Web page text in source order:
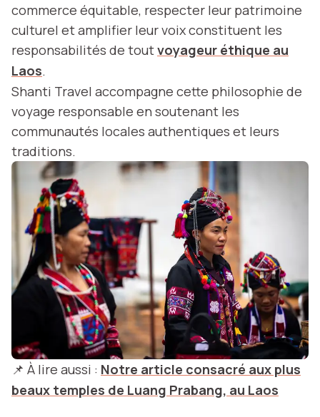
commerce équitable, respecter leur patrimoine
culturel et amplifier leur voix constituent les
responsabilités de toutvoyageur éthique au
Laos.
Shanti Travel accompagne cette philosophie de
voyage responsable en soutenant les
communautés locales authentiques et leurs
traditions.
📌 À lire aussi : Notre article consacré aux plus
beaux temples de Luang Prabang, au Laos